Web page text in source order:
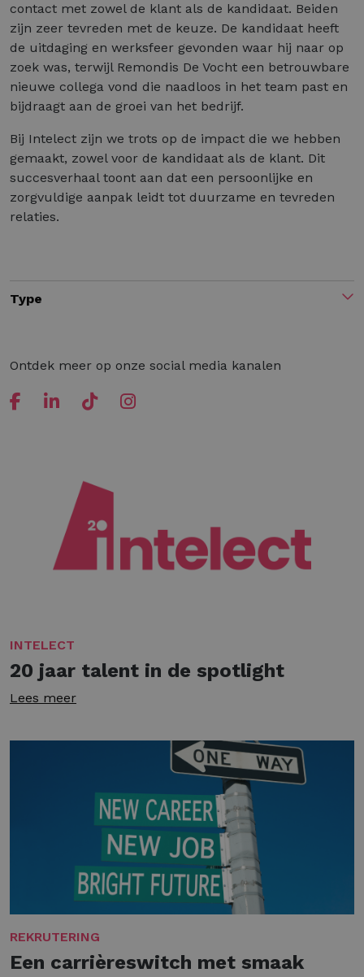
contact met zowel de klant als de kandidaat. Beiden
zijn zeer tevreden met de keuze. De kandidaat heeft
de uitdaging en werksfeer gevonden waar hij naar op
zoek was, terwijl Remondis De Vocht een betrouwbare
nieuwe collega vond die naadloos in het team past en
bijdraagt aan de groei van het bedrijf.
Bij Intelect zijn we trots op de impact die we hebben
gemaakt, zowel voor de kandidaat als de klant. Dit
succesverhaal toont aan dat een persoonlijke en
zorgvuldige aanpak leidt tot duurzame en tevreden
relaties.
Type
Ontdek meer op onze social media kanalen
INTELECT
20 jaar talent in de spotlight
Lees meer
REKRUTERING
Een carrièreswitch met smaak